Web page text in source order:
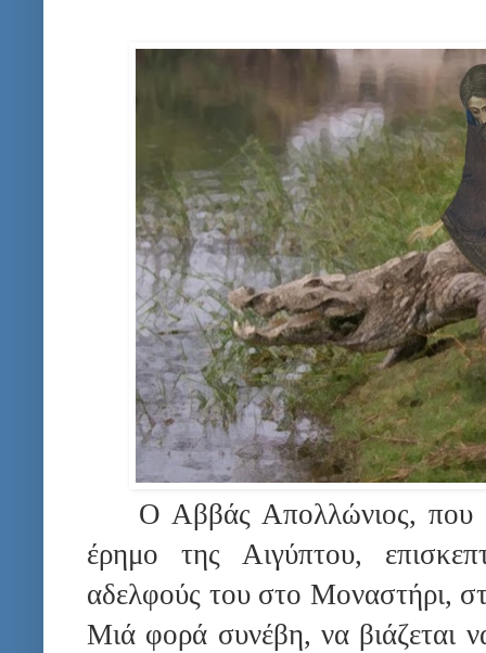
Ο Αββάς Απολλώνιος, που
έρημο της Αιγύπτου,
αδελφούς του στο Μοναστήρι,
Μιά φορά συνέβη, να βιάζεται